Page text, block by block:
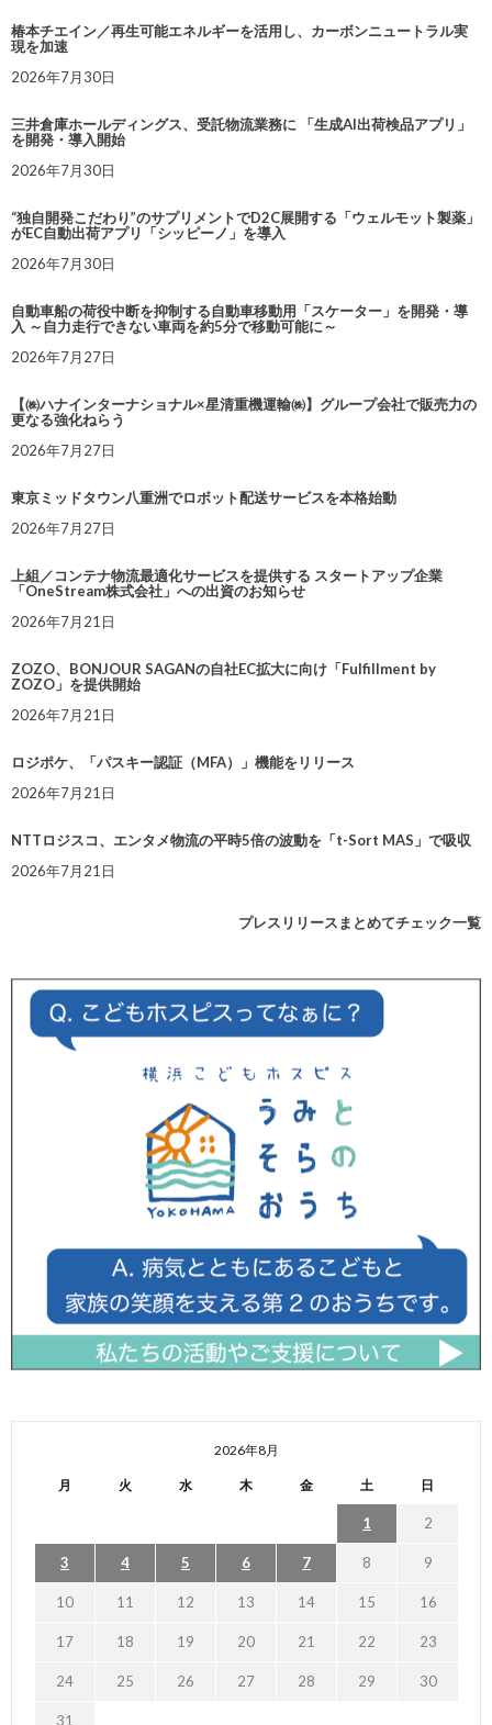
椿本チエイン／再生可能エネルギーを活用し、カーボンニュートラル実
現を加速
2026年7月30日
三井倉庫ホールディングス、受託物流業務に 「生成AI出荷検品アプリ」
を開発・導入開始
2026年7月30日
“独自開発こだわり”のサプリメントでD2C展開する「ウェルモット製薬」
がEC自動出荷アプリ「シッピーノ」を導入
2026年7月30日
自動車船の荷役中断を抑制する自動車移動用「スケーター」を開発・導
入 ～自力走行できない車両を約5分で移動可能に～
2026年7月27日
【㈱ハナインターナショナル×星清重機運輸㈱】グループ会社で販売力の
更なる強化ねらう
2026年7月27日
東京ミッドタウン八重洲でロボット配送サービスを本格始動
2026年7月27日
上組／コンテナ物流最適化サービスを提供する スタートアップ企業
「OneStream株式会社」への出資のお知らせ
2026年7月21日
ZOZO、BONJOUR SAGANの自社EC拡大に向け「Fulfillment by
ZOZO」を提供開始
2026年7月21日
ロジポケ、「パスキー認証（MFA）」機能をリリース
2026年7月21日
NTTロジスコ、エンタメ物流の平時5倍の波動を「t-Sort MAS」で吸収
2026年7月21日
プレスリリースまとめてチェック一覧
2026年8月
月 火 水 木 金 土 日
1 2
3 4 5 6 7 8 9
10 11 12 13 14 15 16
17 18 19 20 21 22 23
24 25 26 27 28 29 30
31